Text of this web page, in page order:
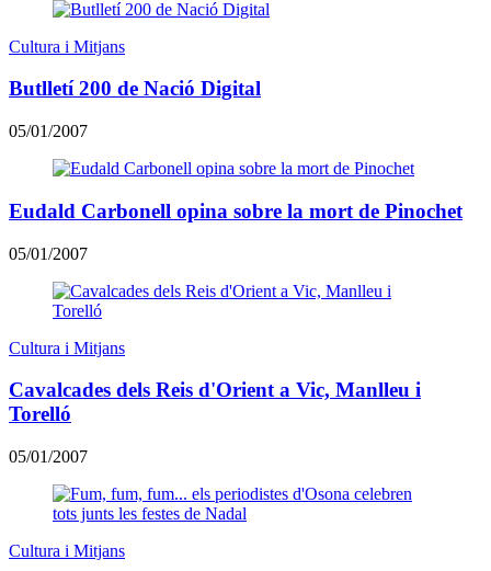
Cultura i Mitjans
Butlletí 200 de Nació Digital
05/01/2007
Eudald Carbonell opina sobre la mort de Pinochet
05/01/2007
Cultura i Mitjans
Cavalcades dels Reis d'Orient a Vic, Manlleu i
Torelló
05/01/2007
Cultura i Mitjans